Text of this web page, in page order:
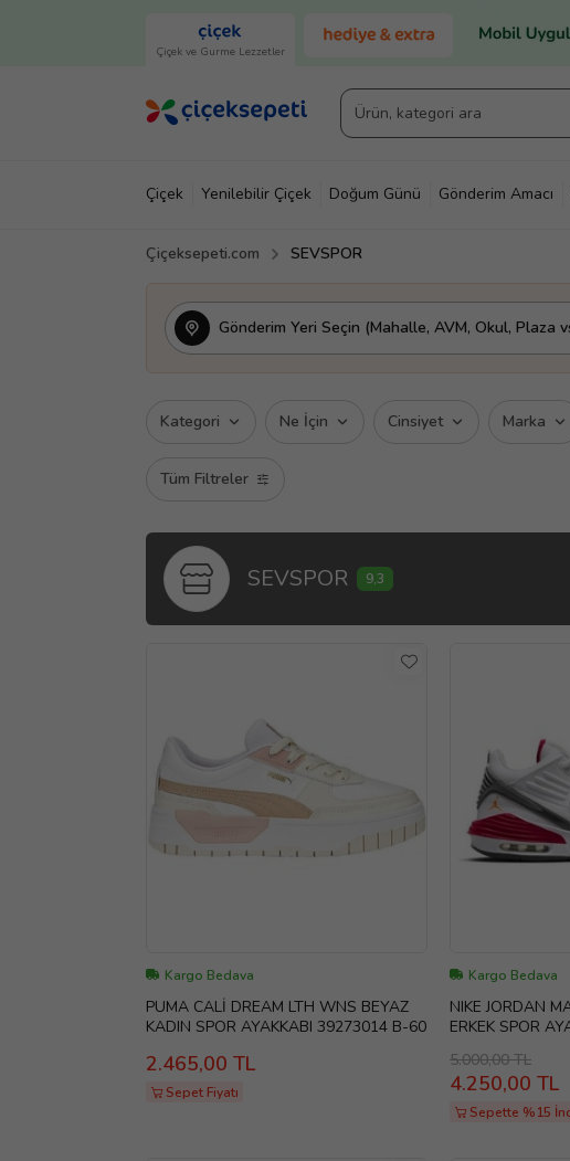
Çiçek ve Gurme Lezzetler
Çiçek Yenilebilir Çiçek Doğum Günü Gönderim Amacı
Çiçeksepeti.com SEVSPOR
Gönderim Yeri Seçin (Mahalle, AVM, Okul, Plaza
Kategori Ne İçin Cinsiyet Marka
Tüm Filtreler
SEVSPOR 9,3
Kargo Bedava
PUMA CALİ DREAM LTH WNS BEYAZ
KADIN SPOR AYAKKABI 39273014 B-60
2.465,00 TL
Sepet Fiyatı
Kargo Bedava
NIKE JORDAN
ERKEK SPOR
5.000,00 TL
4.250,00 TL
Sepette %15